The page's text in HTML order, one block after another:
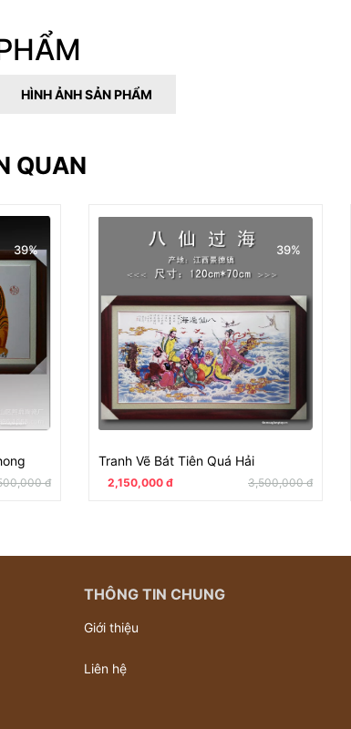
HÌNH ẢNH SẢN PHẨM
QUAN
39%
đ
39%
Tranh Vẽ Bát Tiên Quá Hải
2,150,000 đ 3,500,000 đ
THÔNG TIN CHUNG
Giới thiệu
Liên hệ